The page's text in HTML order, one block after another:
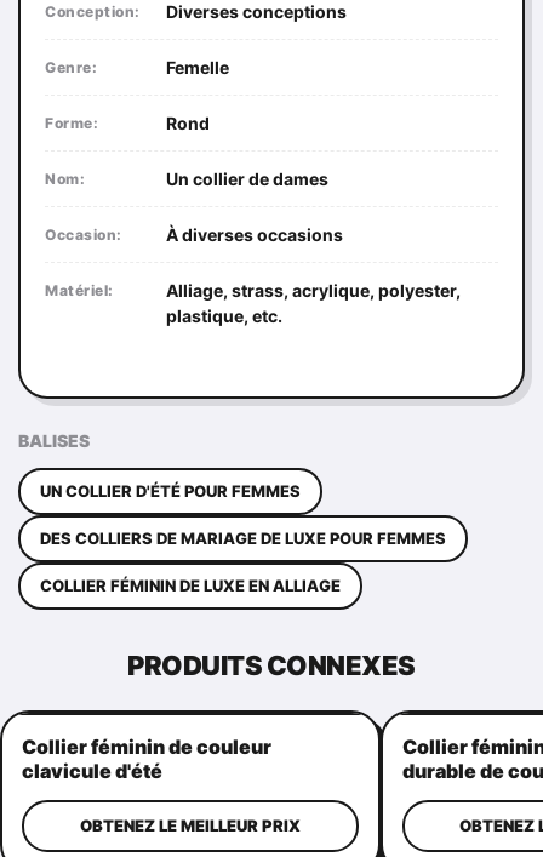
Conception: Diverses conceptions
Genre: Femelle
Forme: Rond
Nom: Un collier de dames
Occasion: À diverses occasions
Matériel:
Alliage, strass, acrylique, polyester,
plastique, etc.
BALISES
UN COLLIER D'ÉTÉ POUR FEMMES
DES COLLIERS DE MARIAGE DE LUXE POUR FEMMES
COLLIER FÉMININ DE LUXE EN ALLIAGE
PRODUITS CONNEXES
Collier féminin de couleur
clavicule d'été
OBTENEZ LE MEILLEUR PRIX
Collier
durable de
OBTENEZ